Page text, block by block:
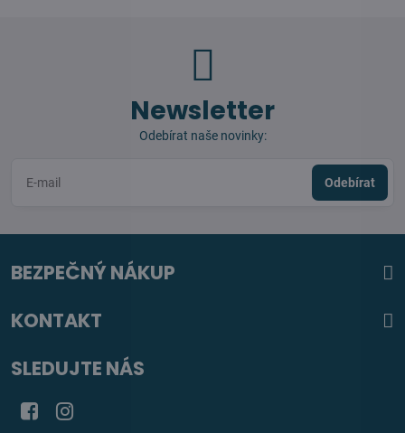
Newsletter
Odebírat naše novinky:
Odebírat
BEZPEČNÝ NÁKUP
KONTAKT
SLEDUJTE NÁS
FacebookInstagram